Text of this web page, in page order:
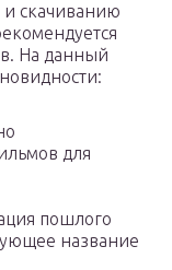
и скачиванию
На данный
для
пошлого
название